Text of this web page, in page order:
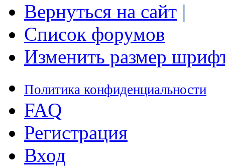
Вернуться на сайт |
Список форумов
Изменить размер
Политика конфиденциальности
FAQ
Регистрация
Вход